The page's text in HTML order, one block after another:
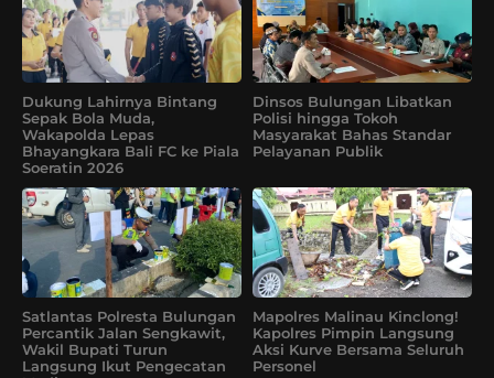
Dukung Lahirnya Bintang
Sepak Bola Muda,
Wakapolda Lepas
Bhayangkara Bali FC ke Piala
Soeratin 2026
Dinsos Bulungan Libatkan
Polisi hingga Tokoh
Masyarakat Bahas Standar
Pelayanan Publik
Satlantas Polresta Bulungan
Percantik Jalan Sengkawit,
Wakil Bupati Turun
Langsung Ikut Pengecatan
Mapolres Malinau Kinclong!
Kapolres Pimpin Langsung
Aksi Kurve Bersama Seluruh
Personel